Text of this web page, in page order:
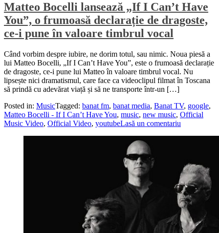
Matteo Bocelli lansează „If I Can’t Have
You”, o frumoasă declarație de dragoste,
ce-i pune în valoare timbrul vocal
Când vorbim despre iubire, ne dorim totul, sau nimic. Noua piesă a
lui Matteo Bocelli, „If I Can’t Have You”, este o frumoasă declarație
de dragoste, ce-i pune lui Matteo în valoare timbrul vocal. Nu
lipsește nici dramatismul, care face ca videoclipul filmat în Toscana
să prindă cu adevărat viață și să ne transporte într-un […]
Posted in: MusicTagged: banat fm, banat media, Banat TV, google,
Matteo Bocelli - If I Can’t Have You, music, new music, Official
Music Video, Official Video, youtubeLasă un comentariu